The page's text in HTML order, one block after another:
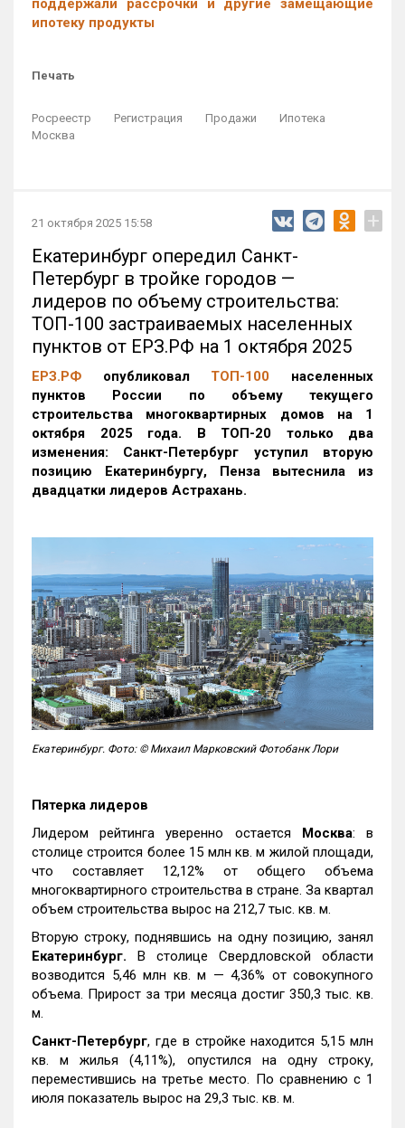
поддержали рассрочки и другие замещающие
ипотеку продукты
Печать
Росреестр Регистрация Продажи
Ипотека
Москва
21 октября 2025 15:58 +
Екатеринбург опередил Санкт-
Петербург в тройке городов —
лидеров по объему строительства:
ТОП-100 застраиваемых населенных
пунктов от ЕРЗ.РФ на 1 октября 2025
ЕРЗ.РФ опубликовал ТОП-100 населенных
пунктов России по объему текущего
строительства многоквартирных домов на 1
октября 2025 года. В ТОП-20 только два
изменения: Санкт-Петербург уступил вторую
позицию Екатеринбургу, Пенза вытеснила из
двадцатки лидеров Астрахань.
Екатеринбург. Фото: © Михаил Марковский Фотобанк Лори
Пятерка лидеров
Лидером рейтинга уверенно остается Москва: в
столице строится более 15 млн кв. м жилой площади,
что составляет 12,12% от общего объема
многоквартирного строительства в стране. За квартал
объем строительства вырос на 212,7 тыс. кв. м.
Вторую строку, поднявшись на одну позицию, занял
Екатеринбург. В столице Свердловской области
возводится 5,46 млн кв. м — 4,36% от совокупного
объема. Прирост за три месяца достиг 350,3 тыс. кв.
м.
Санкт-Петербург, где в стройке находится 5,15 млн
кв. м жилья (4,11%), опустился на одну строку,
переместившись на третье место. По сравнению с 1
июля показатель вырос на 29,3 тыс. кв. м.